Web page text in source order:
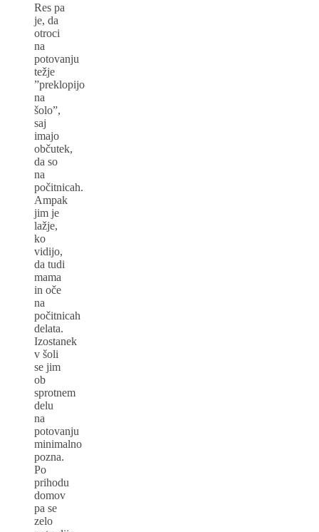
Res pa
je, da
otroci
na
potovanju
težje
”preklopijo
na
šolo”,
saj
imajo
občutek,
da so
na
počitnicah.
Ampak
jim je
lažje,
ko
vidijo,
da tudi
mama
in oče
na
počitnicah
delata.
Izostanek
v šoli
se jim
ob
sprotnem
delu
na
potovanju
minimalno
pozna.
Po
prihodu
domov
pa se
zelo